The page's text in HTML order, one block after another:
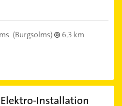
(Burgsolms)
6,3 km
Installation